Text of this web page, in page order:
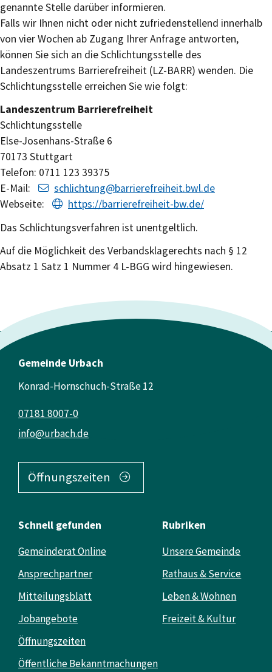
genannte Stelle darüber informieren.
Falls wir Ihnen nicht oder nicht zufriedenstellend innerhalb
von vier Wochen ab Zugang Ihrer Anfrage antworten,
können Sie sich an die Schlichtungsstelle des
Landeszentrums Barrierefreiheit (LZ-BARR) wenden. Die
Schlichtungsstelle erreichen Sie wie folgt:
Landeszentrum Barrierefreiheit
Schlichtungsstelle
Else-Josenhans-Straße 6
70173 Stuttgart
Telefon: 0711 123 39375
E-Mail:
schlichtung@barrierefreiheit.bwl.de
Webseite:
https://barrierefreiheit-bw.de/
Das Schlichtungsverfahren ist unentgeltlich.
Auf die Möglichkeit des Verbandsklagerechts nach § 12
Absatz 1 Satz 1 Nummer 4 L-BGG wird hingewiesen.
Gemeinde Urbach
Konrad-Hornschuch-Straße 12
info@urbach.de
07181 8007-0
Öffnungszeiten
Schnell gefunden
Gemeinderat Online
Ansprechpartner
Mitteilungsblatt
Jobangebote
Öffnungszeiten
Öffentliche Bekanntmachungen
Rubriken
Unsere Gemeinde
Rathaus & Service
Leben & Wohnen
Freizeit & Kultur